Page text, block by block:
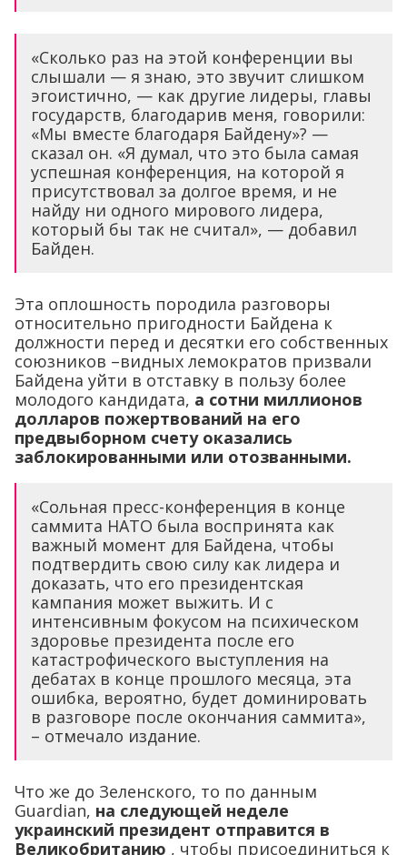
«Сколько раз на этой конференции вы
слышали — я знаю, это звучит слишком
эгоистично, — как другие лидеры, главы
государств, благодарив меня, говорили:
«Мы вместе благодаря Байдену»? —
сказал он. «Я думал, что это была самая
успешная конференция, на которой я
присутствовал за долгое время, и не
найду ни одного мирового лидера,
который бы так не считал», — добавил
Байден.
Эта оплошность породила разговоры
относительно пригодности Байдена к
должности перед и десятки его собственных
союзников –видных лемократов призвали
Байдена уйти в отставку в пользу более
молодого кандидата, а сотни миллионов
долларов пожертвований на его
предвыборном счету оказались
заблокированными или отозванными.
«Сольная пресс-конференция в конце
саммита НАТО была воспринята как
важный момент для Байдена, чтобы
подтвердить свою силу как лидера и
доказать, что его президентская
кампания может выжить. И с
интенсивным фокусом на психическом
здоровье президента после его
катастрофического выступления на
дебатах в конце прошлого месяца, эта
ошибка, вероятно, будет доминировать
в разговоре после окончания саммита»,
– отмечало издание.
Что же до Зеленского, то по данным
Guardian, на следующей неделе
украинский президент отправится в
Великобританию , чтобы присоединиться к